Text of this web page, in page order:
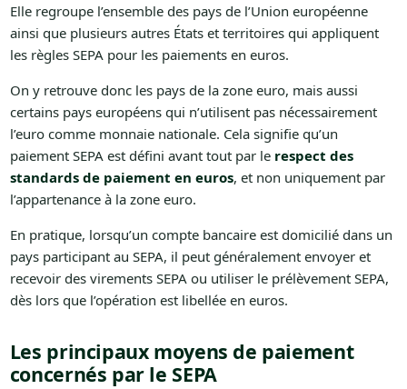
Elle regroupe l’ensemble des pays de l’Union européenne
ainsi que plusieurs autres États et territoires qui appliquent
les règles SEPA pour les paiements en euros.
On y retrouve donc les pays de la zone euro, mais aussi
certains pays européens qui n’utilisent pas nécessairement
l’euro comme monnaie nationale. Cela signifie qu’un
paiement SEPA est défini avant tout par le respect des
standards de paiement en euros, et non uniquement par
l’appartenance à la zone euro.
En pratique, lorsqu’un compte bancaire est domicilié dans un
pays participant au SEPA, il peut généralement envoyer et
recevoir des virements SEPA ou utiliser le prélèvement SEPA,
dès lors que l’opération est libellée en euros.
Les principaux moyens de paiement
concernés par le SEPA